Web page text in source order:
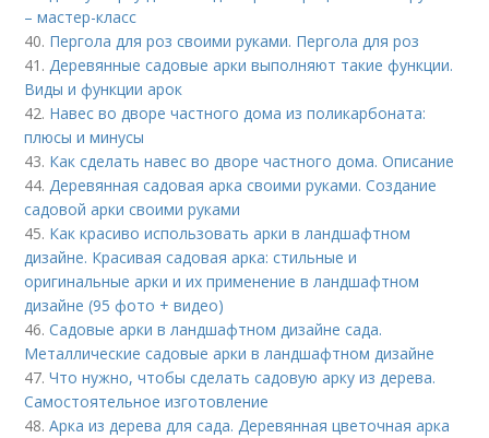
– мастер-класс
40. Пергола для роз своими руками. Пергола для роз
41.Деревянные садовые арки выполняют такие функции.
Виды и функции арок
42. Навес во дворе частного дома из поликарбоната:
плюсы и минусы
43. Как сделать навес во дворе частного дома. Описание
44.Деревянная садовая арка своими руками. Создание
садовой арки своими руками
45. Как красиво использовать арки в ландшафтном
дизайне. Красивая садовая арка: стильные и
оригинальные арки и их применение в ландшафтном
дизайне (95 фото + видео)
46.Садовые арки в ландшафтном дизайне сада.
Металлические садовые арки в ландшафтном дизайне
47.Что нужно, чтобы сделать садовую арку из дерева.
Самостоятельное изготовление
48.Арка из дерева для сада. Деревянная цветочная арка